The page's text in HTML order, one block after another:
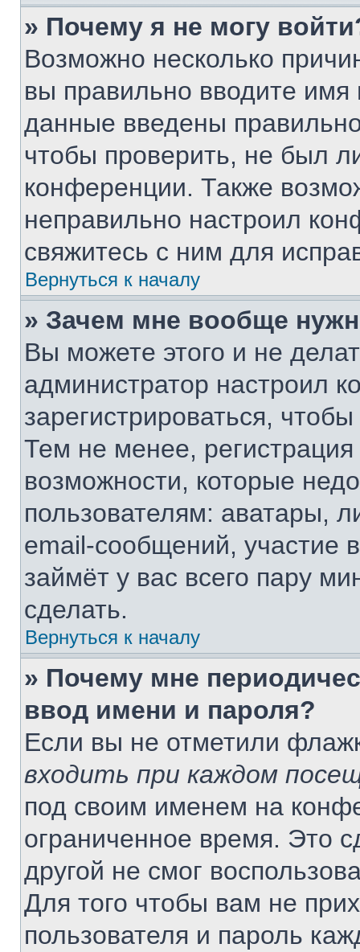
» Почему я не могу
Возможно несколько
вы правильно вводите имя
данные введены
чтобы проверить, не был
конференции. Также
неправильно настроил
свяжитесь с ним для
Вернуться к началу
» Зачем мне вообще
Вы можете этого и не
администратор настроил
зарегистрироваться,
Тем не менее,
возможности, которые
пользователям: аватары,
email-сообщений, участие
займёт у вас всего пару
сделать.
Вернуться к началу
» Почему мне
ввод имени и пароля?
Если вы не отметили
входить при каждом
под своим именем на
ограниченное время. Это
другой не смог
Для того чтобы вам не
пользователя и пароль